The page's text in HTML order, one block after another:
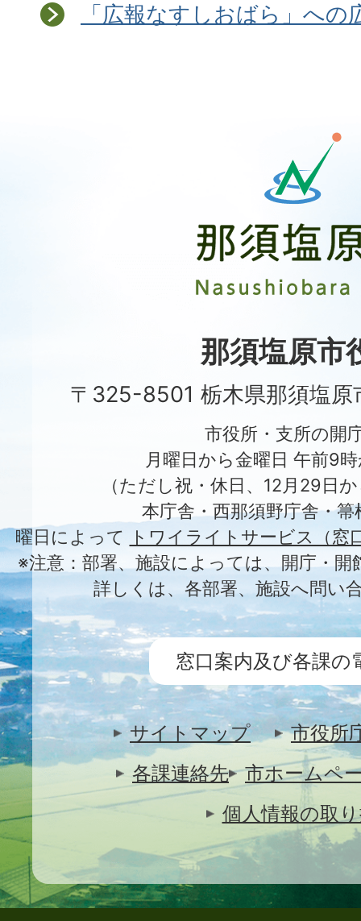
「広報なすしおばら」への
原
市
City
那須塩原市
〒325-8501 栃木県那須塩原
市役所・支所の開
月曜日から金曜日 午前9
（ただし祝・休日、12月29日
本庁舎・西那須野庁舎・
曜日によって
トワイライトサービス（窓
※注意：部署、施設によっては、開庁・
詳しくは、各部署、施設へ問い
窓口案内及び各課の
サイトマップ
市役所
各課連絡先
市ホームペ
個人情報の取